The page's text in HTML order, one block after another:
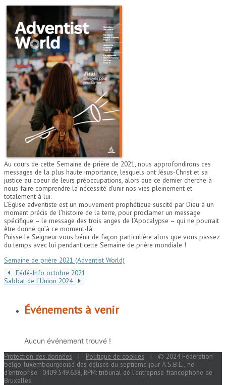
Au cours de cette Semaine de prière de 2021, nous approfondirons ces
messages de la plus haute importance, lesquels ont Jésus-Christ et sa
justice au coeur de leurs préoccupations, alors que ce dernier cherche à
nous faire comprendre la nécessité d’unir nos vies pleinement et
totalement à lui.
L’Église adventiste est un mouvement prophétique suscité par Dieu à un
moment précis de l’histoire de la terre, pour proclamer un message
spécifique – le message des trois anges de l’Apocalypse – qui ne pourrait
être donné qu’à ce moment-là.
Puisse le Seigneur vous bénir de façon particulière alors que vous passez
du temps avec lui pendant cette Semaine de prière mondiale !
Semaine de prière 2021 (Adventist World)
Fédé-Info octobre 2021
Sabbat de l’Union 2024
Événements à venir
Aucun événement trouvé !
Protection des données | Politique de cookies | © 2024 Fédération
belgo-luxembourgeoise des églises du septième jour A.S.B.L., no
d’entreprise : 0409.549.638, RPM: tribunal de l’entreprise francophone de
Bruxelles